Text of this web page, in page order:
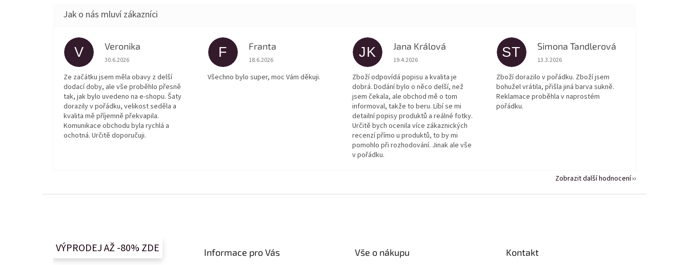
V Veronika
Hodnocení obchodu je 5 z 5 hvězdiček.
30.6.2026
Ze začátku jsem měla obavy z delší
dodací doby, ale vše proběhlo přesně
tak, jak bylo uvedeno na e-shopu. Šaty
dorazily v pořádku, velikost seděla a
kvalita mě příjemně překvapila.
Komunikace obchodu byla rychlá a
ochotná. Určitě doporučuji.
F Franta
Hodnocení obchodu je 5 z 5 hvězdiček.
18.6.2026
Všechno bylo super, moc Vám děkuji.
JK Jana Králová
Hodnocení obchodu je 5 z 5 hvězdiček.
19.4.2026
Zboží odpovídá popisu a kvalita je
dobrá. Dodání bylo o něco delší, než
jsem čekala, ale obchod mě o tom
informoval, takže to beru. Líbí se mi
detailní popisy produktů a reálné fotky.
Určitě bych ocenila více zákaznických
recenzí přímo u produktů, to by mi
pomohlo při rozhodování. Jinak ale vše
v pořádku.
ST Simona Tandlerová
Hodnocení obchodu je 5 z 5 hvězdiček.
13.3.2026
Zboží dorazilo v pořádku. Zboží jsem
bohužel vrátila, přišla jiná barva sukně.
Reklamace proběhla v naprostém
pořádku.
Zobrazit další hodnocení
VÝPRODEJ AŽ -80% ZDE Informace pro Vás Vše o nákupu Kontakt